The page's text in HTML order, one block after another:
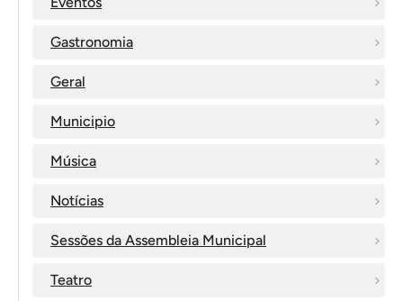
Gastronomia
Geral
Municipio
Música
Notícias
Sessões da Assembleia Municipal
Teatro